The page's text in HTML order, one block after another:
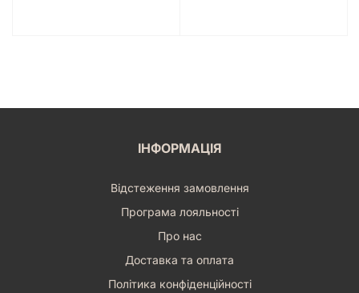
ІНФОРМАЦІЯ
Відстеження замовлення
Програма лояльності
Про нас
Доставка та оплата
Політика конфіденційності